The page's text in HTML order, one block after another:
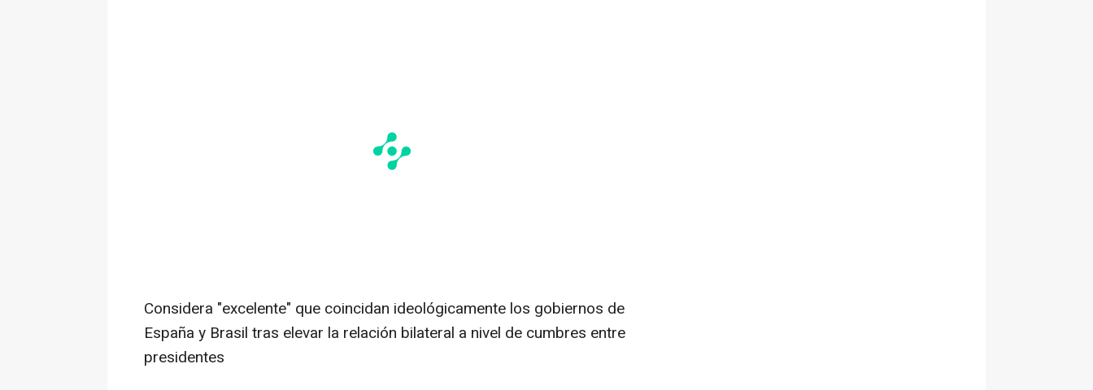
Considera "excelente" que coincidan ideológicamente los gobiernos de
España y Brasil tras elevar la relación bilateral a nivel de cumbres entre
presidentes